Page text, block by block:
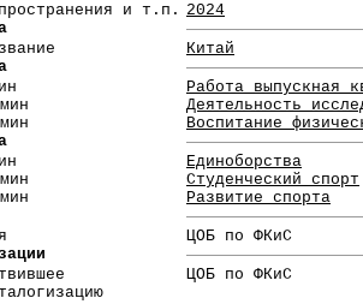
и т.п. 2024
Китай
Работа выпускная
Деятельность
Воспитание
Единоборства
Студенческий спорт
Развитие спорта
ЦОБ по ФКиС
ЦОБ по ФКиС